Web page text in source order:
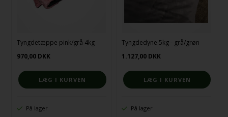
Tyngdetæppe pink/grå 4kg
970,00 DKK
På lager
Tyngdedyne 5kg - grå/grøn
1.127,00 DKK
På lager